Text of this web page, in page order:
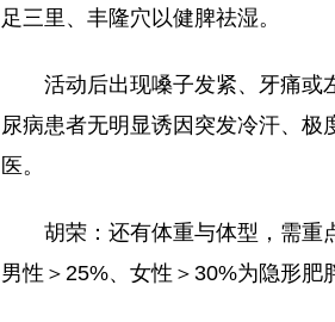
足三里、丰隆穴以健脾祛湿。
活动后出现嗓子发紧、牙痛或
尿病患者无明显诱因突发冷汗、
医。
胡荣：还有体重与体型，需重
男性＞25%、女性＞30%为隐形